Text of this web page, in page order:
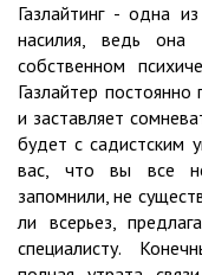
Газлайтинг - одна
насилия, ведь она
собственном
Газлайтер
и заставляет
будет с садистским
вас, что вы все
запомнили, не
ли всерьез,
специалисту.